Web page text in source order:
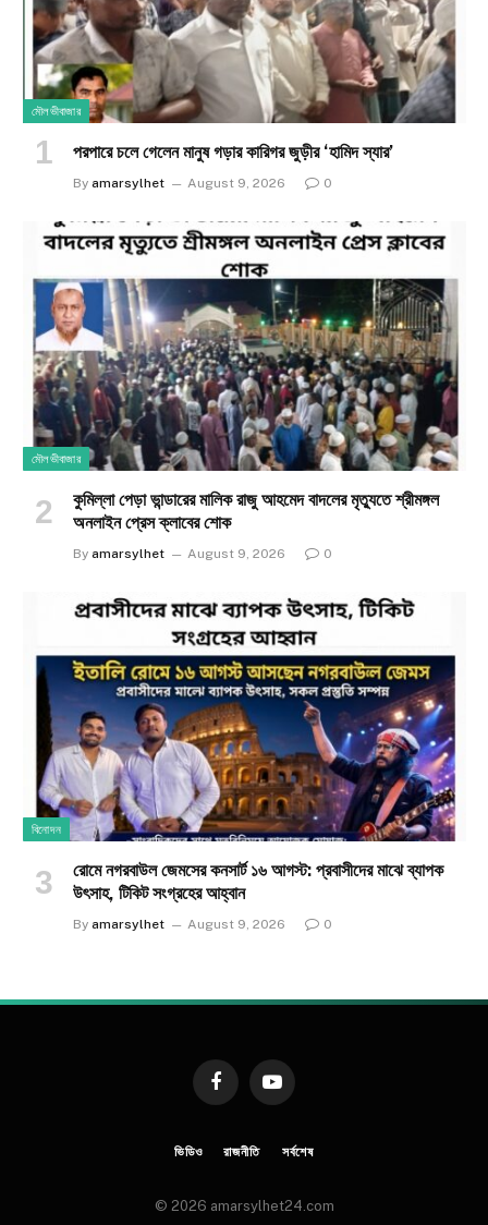
মৌলভীবাজার
পরপারে চলে গেলেন মানুষ গড়ার কারিগর জুড়ীর ‘হামিদ স্যার’
By amarsylhet August 9, 2026 0
মৌলভীবাজার
কুমিল্লা পেড়া ভান্ডারের মালিক রাজু আহমেদ বাদলের মৃত্যুতে শ্রীমঙ্গল
অনলাইন প্রেস ক্লাবের শোক
By amarsylhet August 9, 2026 0
বিনোদন
রোমে নগরবাউল জেমসের কনসার্ট ১৬ আগস্ট: প্রবাসীদের মাঝে ব্যাপক
উৎসাহ, টিকিট সংগ্রহের আহ্বান
By amarsylhet August 9, 2026 0
FacebookYouTube
ভিডিও রাজনীতি সর্বশেষ
© 2026 amarsylhet24.com